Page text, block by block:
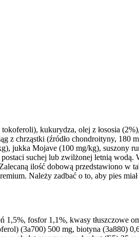
kukurydza, olej z łososia (2%),
z chrząstki (źródło chondroityny, 180
jukka Mojave (100 mg/kg), suszony
suchej lub zwilżonej letnią wodą.
ilość dobową przedstawiono w
Należy zadbać o to, aby pies
1,5%, fosfor 1,1%, kwasy tłuszczowe
(3a700) 500 mg, biotyna (3a880)